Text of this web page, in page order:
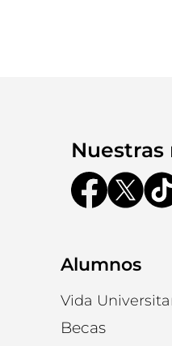
Nuestras
Alumnos
Vida
Becas